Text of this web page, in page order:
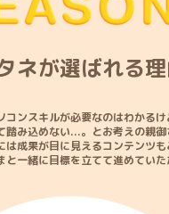
ネが選ばれる
コンスキルが必要なのはわかる
み込めない...。 とお考えの親
は成果が目に見えるコンテンツ
と一緒に目標を立てて進めていた